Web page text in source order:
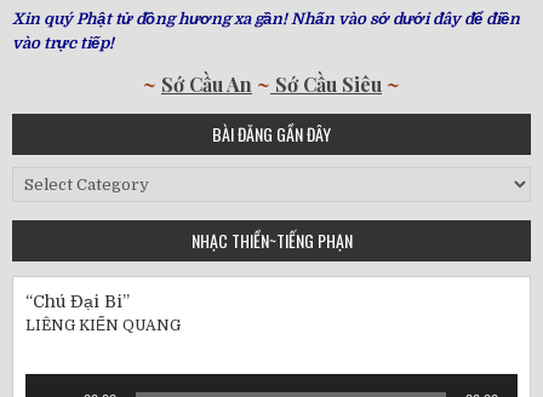
Xin quý Phật tử đồng hương xa gần! Nhấn vào sớ dưới đây để điền
vào trực tiếp!
~ Sớ Cầu An ~ Sớ Cầu Siêu ~
BÀI ĐĂNG GẦN ĐÂY
Bài
Gần
NHẠC THIỀN~TIẾNG PHẠN
“Chú Đại Bi”
LIÊNG KIẾN QUANG